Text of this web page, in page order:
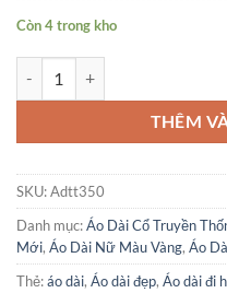
Còn 4 trong kho
THÊM
SKU:Adtt350
Danh mục:Áo Dài Cổ Truyền
Mới, Áo Dài Nữ Màu Vàng, Áo
Thẻ:áo dài, Áo dài đẹp, Áo dài đi